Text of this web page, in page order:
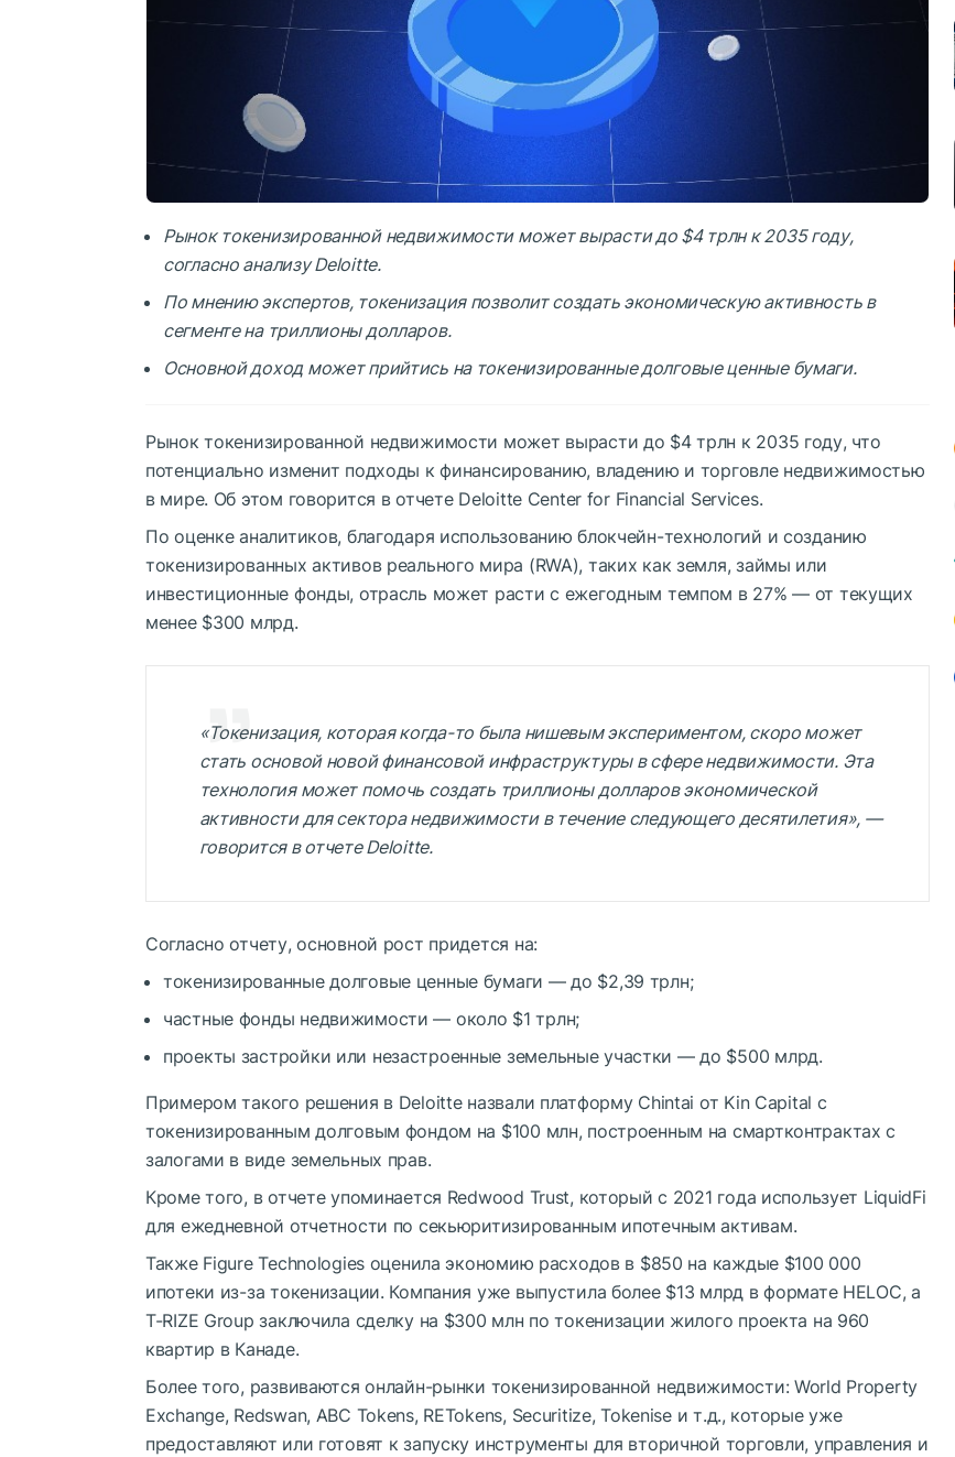
Рынок токенизированной недвижимости может вырасти до $4 трлн к 2035 году,
согласно анализу Deloitte.
По мнению экспертов, токенизация позволит создать экономическую активность в
сегменте на триллионы долларов.
Основной доход может прийтись на токенизированные долговые ценные бумаги.
Рынок токенизированной недвижимости может вырасти до $4 трлн к 2035 году, что
потенциально изменит подходы к финансированию, владению и торговле недвижимостью
в мире. Об этом говорится в отчете Deloitte Center for Financial Services.
По оценке аналитиков, благодаря использованию блокчейн-технологий и созданию
токенизированных активов реального мира (RWA), таких как земля, займы или
инвестиционные фонды, отрасль может расти с ежегодным темпом в 27% — от текущих
менее $300 млрд.
«Токенизация, которая когда-то была нишевым экспериментом, скоро может
стать основой новой финансовой инфраструктуры в сфере недвижимости. Эта
технология может помочь создать триллионы долларов экономической
активности для сектора недвижимости в течение следующего десятилетия», —
говорится в отчете Deloitte.
Согласно отчету, основной рост придется на:
токенизированные долговые ценные бумаги — до $2,39 трлн;
частные фонды недвижимости — около $1 трлн;
проекты застройки или незастроенные земельные участки — до $500 млрд.
Примером такого решения в Deloitte назвали платформу Chintai от Kin Capital с
токенизированным долговым фондом на $100 млн, построенным на смартконтрактах с
залогами в виде земельных прав.
Кроме того, в отчете упоминается Redwood Trust, который с 2021 года использует LiquidFi
для ежедневной отчетности по секьюритизированным ипотечным активам.
Также Figure Technologies оценила экономию расходов в $850 на каждые $100 000
ипотеки из-за токенизации. Компания уже выпустила более $13 млрд в формате HELOC, а
T-RIZE Group заключила сделку на $300 млн по токенизации жилого проекта на 960
квартир в Канаде.
Более того, развиваются онлайн-рынки токенизированной недвижимости: World Property
Exchange, Redswan, ABC Tokens, RETokens, Securitize, Tokenise и т.д., которые уже
предоставляют или готовят к запуску инструменты для вторичной торговли, управления и